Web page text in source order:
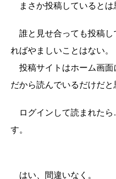
まさか投稿しているとは
誰と見せ合っても投稿し
ればやましいことはない。
投稿サイトはホーム画面
だから読んでいるだけだと
ログインして読まれた
す。
はい、間違いなく。